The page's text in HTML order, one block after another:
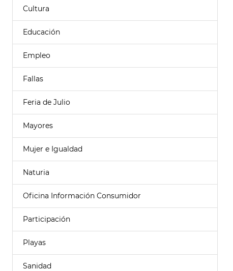
Cultura
Educación
Empleo
Fallas
Feria de Julio
Mayores
Mujer e Igualdad
Naturia
Oficina Información Consumidor
Participación
Playas
Sanidad